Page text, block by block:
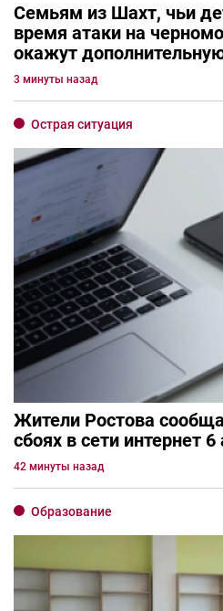
Семьям из Шахт, чьи
время атаки на
окажут
3 минуты назад
Острая ситуация
Жители Ростова
сбоях в сети интернет 6
42 минуты назад
Образование